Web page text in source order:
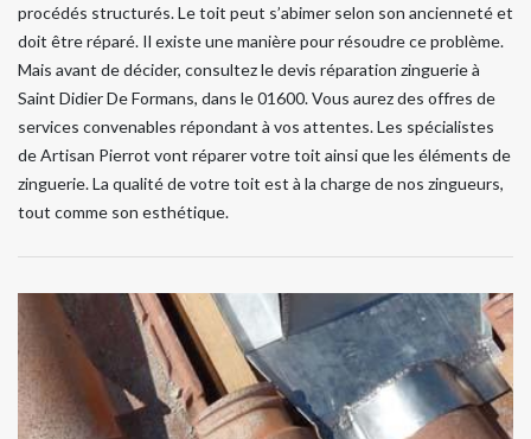
procédés structurés. Le toit peut s’abimer selon son ancienneté et
doit être réparé. Il existe une manière pour résoudre ce problème.
Mais avant de décider, consultez le devis réparation zinguerie à
Saint Didier De Formans, dans le 01600. Vous aurez des offres de
services convenables répondant à vos attentes. Les spécialistes
de Artisan Pierrot vont réparer votre toit ainsi que les éléments de
zinguerie. La qualité de votre toit est à la charge de nos zingueurs,
tout comme son esthétique.